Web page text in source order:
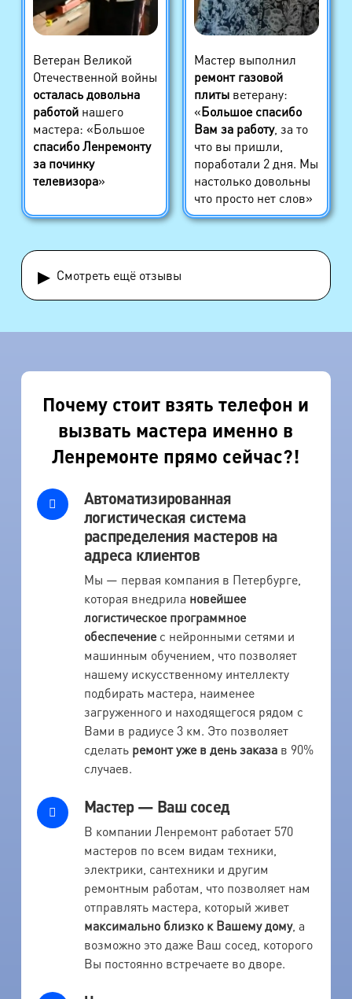
Ветеран Великой
Отечественной войны
осталась довольна
работойнашего
мастера: «Большое
спасибо Ленремонту
за починку
телевизора»
Мастер выполнил
ремонт газовой
плитыветерану:
«Большое спасибо
Вам за работу, за то
что вы пришли,
поработали 2 дня. Мы
настолько довольны
что просто нет слов»
▸ Смотреть ещё отзывы
Почему стоит взять телефон и
вызвать мастера именно в
Ленремонте прямо сейчас?!
Автоматизированная
логистическая система
распределения мастеров на
адреса клиентов
Мы — первая компания в Петербурге,
которая внедрила новейшее
логистическое программное
обеспечениес нейронными сетями и
машинным обучением, что позволяет
нашему искусственному интеллекту
подбирать мастера, наименее
загруженного и находящегося рядом с
Вами в радиусе 3 км. Это позволяет
сделать ремонт уже в день заказав 90%
случаев.
Мастер — Ваш сосед
В компании Ленремонт работает 570
мастеров по всем видам техники,
электрики, сантехники и другим
ремонтным работам, что позволяет нам
отправлять мастера, который живет
максимально близко к Вашему дому, а
возможно это даже Ваш сосед, которого
Вы постоянно встречаете во дворе.